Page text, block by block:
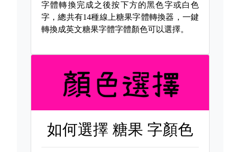
字體轉換完成之後按下方的黑色字或白色
字，總共有14種線上糖果字體轉換器，一鍵
轉換成英文糖果字體字體顏色可以選擇。
如何選擇糖果 字顏色